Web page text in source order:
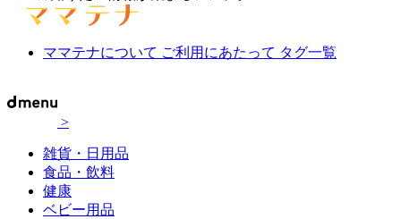
ママテナについて ご利用にあたって タグ一覧
>
雑貨・日用品
食品・飲料
健康
ベビー用品